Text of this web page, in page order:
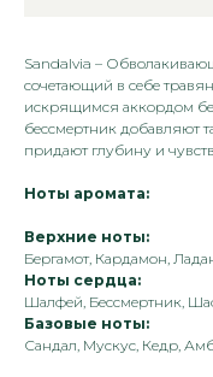
Sandalvia –
сочетающий в себе
искрящимся аккордом
бессмертник добавляют
придают глубину и
Ноты аромата:
Верхние ноты:
Бергамот, Кардамон,
Ноты сердца:
Шалфей, Бессмертник,
Базовые ноты:
Сандал, Мускус, Кедр,